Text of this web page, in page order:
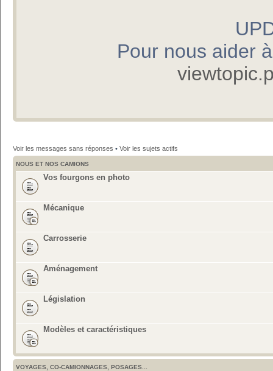
Pour nous aider
Voir les messages sans réponses • Voir les sujets actifs
NOUS ET NOS CAMIONS
Vos fourgons en photo
Mécanique
Carrosserie
Aménagement
Législation
Modèles et caractéristiques
VOYAGES, CO-CAMIONNAGES, POSAGES...